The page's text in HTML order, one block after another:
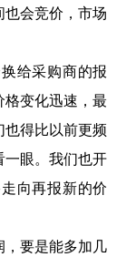
会竞价，市场
给采购商的报
变化迅速，最
得比以前更频
眼。我们也开
向再报新的价
要是能多加几